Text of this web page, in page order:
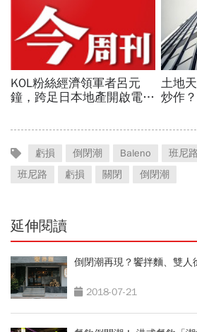
虧損 倒閉潮 Baleno 班尼路
班尼路
虧損 關閉 倒閉潮
延伸閱讀
倒閉潮再現？饗拌麵、雙人
2018-07-21